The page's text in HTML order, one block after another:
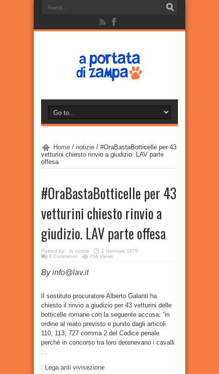
Home / notizie / #OraBastaBotticelle per 43
vetturini chiesto rinvio a giudizio. LAV parte
offesa
#OraBastaBotticelle per 43
vetturini chiesto rinvio a
giudizio. LAV parte offesa
Posted by: in notizie
1 Gennaio 1970
0 Commento
756 Views
Byinfo@lav.it
Il sostituto procuratore Alberto Galanti ha
chiesto il rinvio a giudizio per 43 vetturini delle
botticelle romane con la seguente accusa: “in
ordine al reato previsto e punito dagli articoli
110, 113, 727 comma 2 del Codice penale
perché in concorso tra loro detenevano i cavalli
…
: Lega anti vivisezione